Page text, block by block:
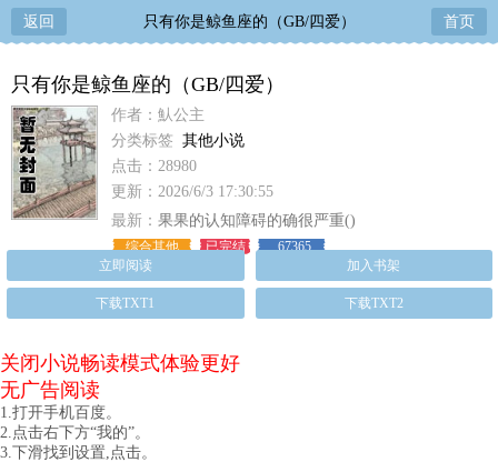
返回 只有你是鲸鱼座的（GB/四爱） 首页
只有你是鲸鱼座的（GB/四爱）
作者：魜公主
分类标签 其他小说
点击：28980
更新：2026/6/3 17:30:55
最新： 果果的认知障碍的确很严重()
综合其他 已完结
67365
立即阅读
加入书架
下载TXT1 下载TXT2
关闭小说畅读模式体验更好
无广告阅读
1.打开手机百度。
2.点击右下方“我的”。
3.下滑找到设置,点击。